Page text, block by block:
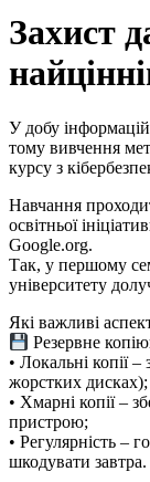
Захист
У добу
тому вивчення
курсу з
Навчання
освітньої
Google.org.
Так, у першому
університету
Які важливі
Резервне
• Локальні копії
жорстких дисках);
• Хмарні копії –
пристрою;
• Регулярність –
шкодувати завтра.